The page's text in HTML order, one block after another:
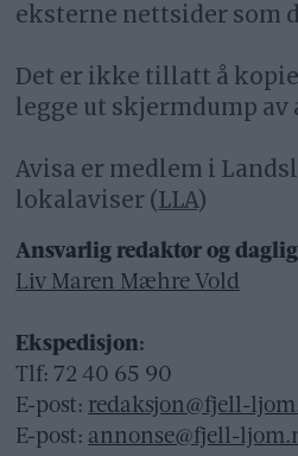
eksterne nettsider som
Det er ikke tillatt å
legge ut skjermdump
Avisa er medlem i
lokalaviser (LLA)
Ansvarlig redaktør og
Liv Maren Mæhre Vold
Ekspedisjon:
Tlf: 72 40 65 90
E-post: redaksjon@fjell-
E-post: annonse@fjell-